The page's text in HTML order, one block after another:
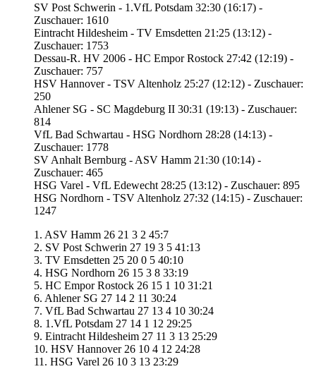
SV Post Schwerin - 1.VfL Potsdam 32:30 (16:17) -
Zuschauer: 1610
Eintracht Hildesheim - TV Emsdetten 21:25 (13:12) -
Zuschauer: 1753
Dessau-R. HV 2006 - HC Empor Rostock 27:42 (12:19) -
Zuschauer: 757
HSV Hannover - TSV Altenholz 25:27 (12:12) - Zuschauer:
250
Ahlener SG - SC Magdeburg II 30:31 (19:13) - Zuschauer:
814
VfL Bad Schwartau - HSG Nordhorn 28:28 (14:13) -
Zuschauer: 1778
SV Anhalt Bernburg - ASV Hamm 21:30 (10:14) -
Zuschauer: 465
HSG Varel - VfL Edewecht 28:25 (13:12) - Zuschauer: 895
HSG Nordhorn - TSV Altenholz 27:32 (14:15) - Zuschauer:
1247
1. ASV Hamm 26 21 3 2 45:7
2. SV Post Schwerin 27 19 3 5 41:13
3. TV Emsdetten 25 20 0 5 40:10
4. HSG Nordhorn 26 15 3 8 33:19
5. HC Empor Rostock 26 15 1 10 31:21
6. Ahlener SG 27 14 2 11 30:24
7. VfL Bad Schwartau 27 13 4 10 30:24
8. 1.VfL Potsdam 27 14 1 12 29:25
9. Eintracht Hildesheim 27 11 3 13 25:29
10. HSV Hannover 26 10 4 12 24:28
11. HSG Varel 26 10 3 13 23:29